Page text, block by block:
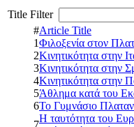
Title Filter
#Article Title
1Φιλοξενία στον
2Κινητικότητα στην
3Κινητικότητα στην
4Κινητικότητα στην
5Άθλημα κατά του
6Το Γυμνάσιο
7
Η ταυτότητα του